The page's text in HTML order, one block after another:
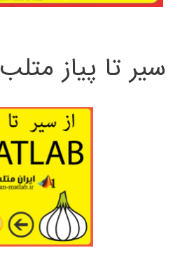
سیر تا پیاز متلب MATLAB